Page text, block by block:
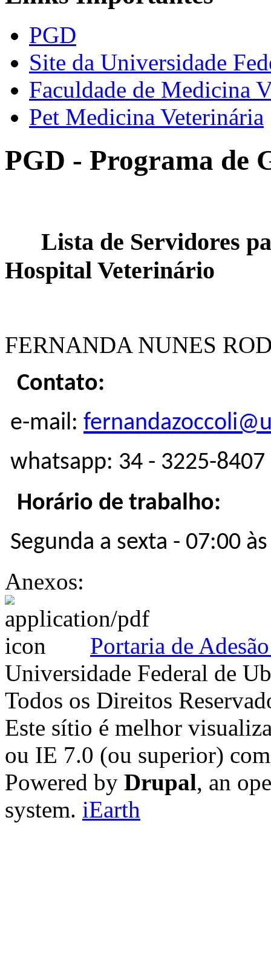
PGD
Site da Universidade
Faculdade de Medicina
Pet Medicina Veterinária
PGD - Programa de
Lista de Servidores
Hospital Veterinário
FERNANDA NUNES
Contato:
e-mail:
whatsapp: 34 - 3225-8407
Horário de trabalho:
Segunda a sexta - 07:00
Anexos:
Portaria de
Universidade Federal de
Todos os Direitos
Este sítio é melhor
ou IE 7.0 (ou superior)
Powered by Drupal, an
system. iEarth